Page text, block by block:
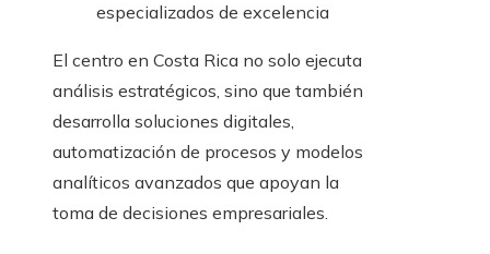
especializados de excelencia
El centro en Costa Rica no solo ejecuta
análisis estratégicos, sino que también
desarrolla soluciones digitales,
automatización de procesos y modelos
analíticos avanzados que apoyan la
toma de decisiones empresariales.